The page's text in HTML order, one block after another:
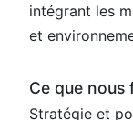
intégrant les
et
Ce que nous
Stratégie et